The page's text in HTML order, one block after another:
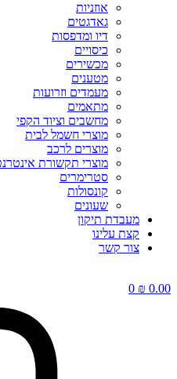
אוזניות
גאדגטים
דיו ומדפסות
כיסויים
מכשירים
מטענים
מעמדים וזרועות
מתאמים
מחשבים וציוד הקפי
מוצרי חשמל לבית
מוצרים לרכב
מוצרי תקשורת אינטרנט
סטרימרים
קונסולות
שעונים
מעבדת תיקון
קצת עלינו
צור קשר
₪0.00
0